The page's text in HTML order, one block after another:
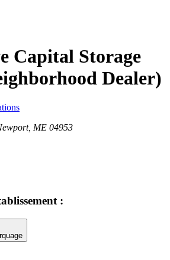
Capital Storage
Dealer)
ME 04953
: